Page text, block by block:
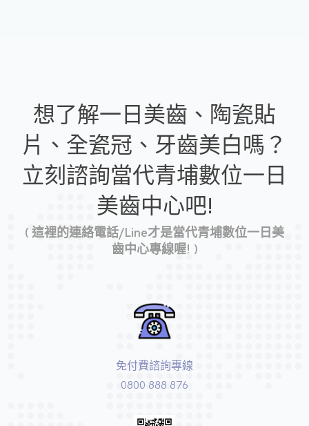
想了解一日美齒、陶瓷貼
片、全瓷冠、牙齒美白嗎？
立刻諮詢當代青埔數位一日
美齒中心吧!
( 這裡的連絡電話/Line才是當代青埔數位一日美
齒中心專線喔! )
免付費諮詢專線
0800 888 876